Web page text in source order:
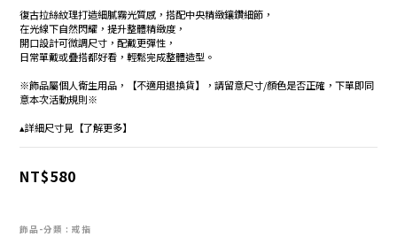
復古拉絲紋理打造細膩霧光質感，搭配中央精緻鑲鑽細節，
在光線下自然閃耀，提升整體精緻度，
開口設計可微調尺寸，配戴更彈性，
日常單戴或疊搭都好看，輕鬆完成整體造型。
※飾品屬個人衛生用品，【不適用退換貨】，請留意尺寸/顏色是否正確，下單即同
意本次活動規則※
▴詳細尺寸見【了解更多】
NT$580
飾品-分類 : 戒指